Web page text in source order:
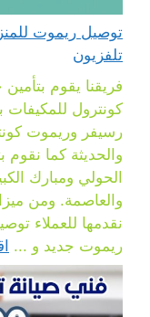
تلفزيون
فريقنا يقوم
كونترول للمكيفات
رسيفر وريموت
والحديثة كما نقوم
الحولي ومبارك
والعاصمة. ومن
نقدمها للعملاء
ريموت جديد و ...